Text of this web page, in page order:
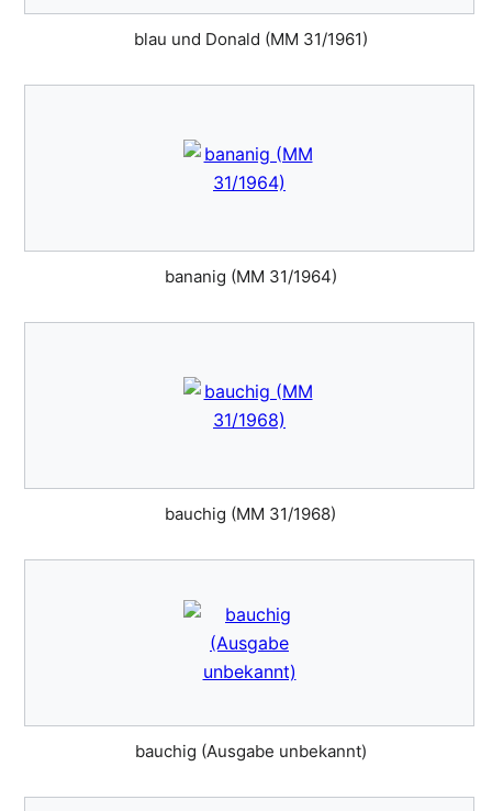
blau und Donald (MM 31/1961)
bananig (MM 31/1964)
bauchig (MM 31/1968)
bauchig (Ausgabe unbekannt)